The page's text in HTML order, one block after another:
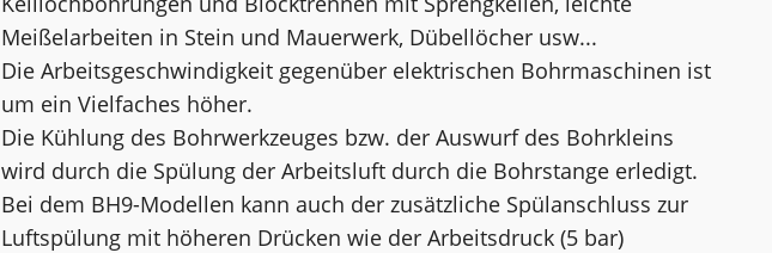
Meißelarbeiten in Stein und Mauerwerk, Dübellöcher usw...
Die Arbeitsgeschwindigkeit gegenüber elektrischen Bohrmaschinen ist
um ein Vielfaches höher.
Die Kühlung des Bohrwerkzeuges bzw. der Auswurf des Bohrkleins
wird durch die Spülung der Arbeitsluft durch die Bohrstange erledigt.
Bei dem BH9-Modellen kann auch der zusätzliche Spülanschluss zur
Luftspülung mit höheren Drücken wie der Arbeitsdruck (5 bar)